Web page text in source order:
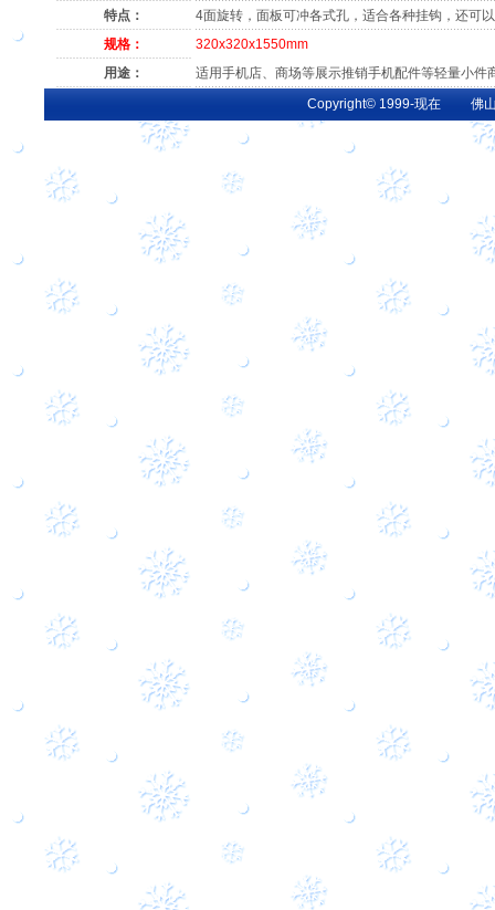
特点：
4面旋转，面板可冲各式孔，适合各种挂钩，还可
规格：
320x320x1550mm
用途：
适用手机店、商场等展示推销手机配件等轻量小件
Copyright© 1999-现在 佛